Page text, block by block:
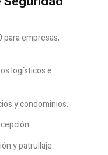
para empresas,
logísticos e
y condominios.
y patrullaje.